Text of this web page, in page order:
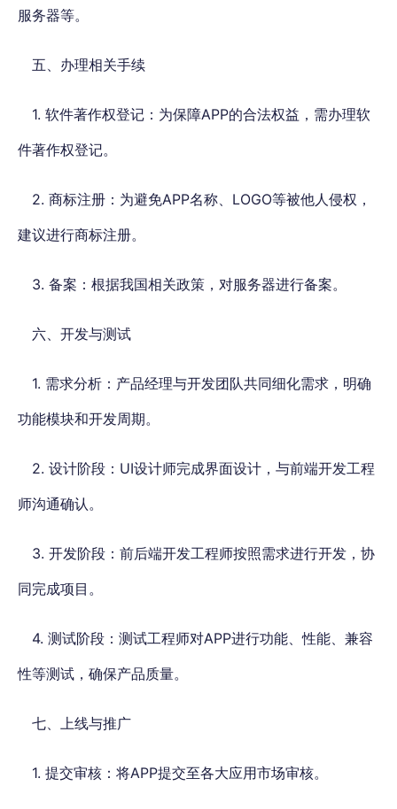
服务器等。
五、办理相关手续
1. 软件著作权登记：为保障APP的合法权益，需办理软
件著作权登记。
2. 商标注册：为避免APP名称、LOGO等被他人侵权，
建议进行商标注册。
3. 备案：根据我国相关政策，对服务器进行备案。
六、开发与测试
1. 需求分析：产品经理与开发团队共同细化需求，明确
功能模块和开发周期。
2. 设计阶段：UI设计师完成界面设计，与前端开发工程
师沟通确认。
3. 开发阶段：前后端开发工程师按照需求进行开发，协
同完成项目。
4. 测试阶段：测试工程师对APP进行功能、性能、兼容
性等测试，确保产品质量。
七、上线与推广
1. 提交审核：将APP提交至各大应用市场审核。